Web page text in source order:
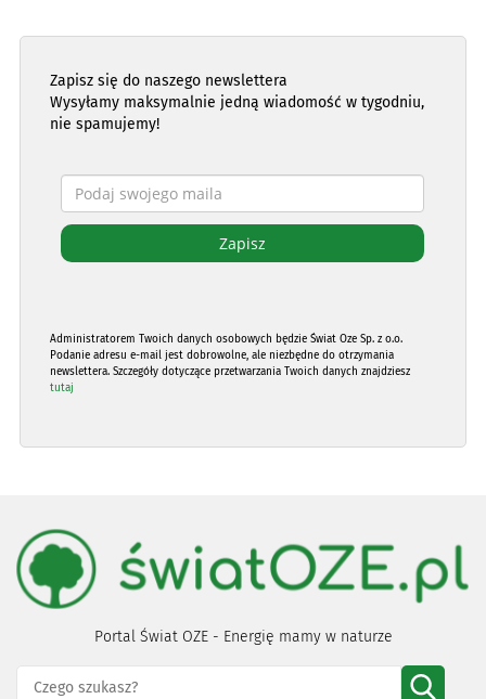
Zapisz się do naszego newslettera
Wysyłamy maksymalnie jedną wiadomość w tygodniu,
nie spamujemy!
Administratorem Twoich danych osobowych będzie Świat Oze Sp. z o.o.
Podanie adresu e-mail jest dobrowolne, ale niezbędne do otrzymania
newslettera. Szczegóły dotyczące przetwarzania Twoich danych znajdziesz
tutaj
Portal Świat OZE - Energię mamy w naturze